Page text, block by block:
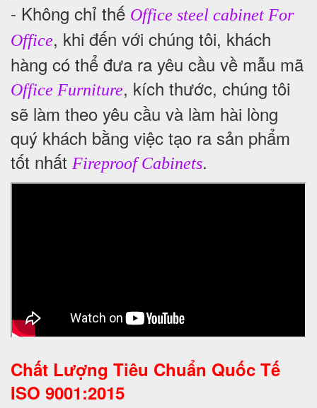
- Không chỉ thế Office steel cabinet For
Office, khi đến với chúng tôi, khách
hàng có thể đưa ra yêu cầu về mẫu mã
Office Furniture, kích thước, chúng tôi
sẽ làm theo yêu cầu và làm hài lòng
quý khách bằng việc tạo ra sản phẩm
tốt nhất Fireproof Cabinets.
Chất Lượng Tiêu Chuẩn Quốc Tế
ISO 9001:2015